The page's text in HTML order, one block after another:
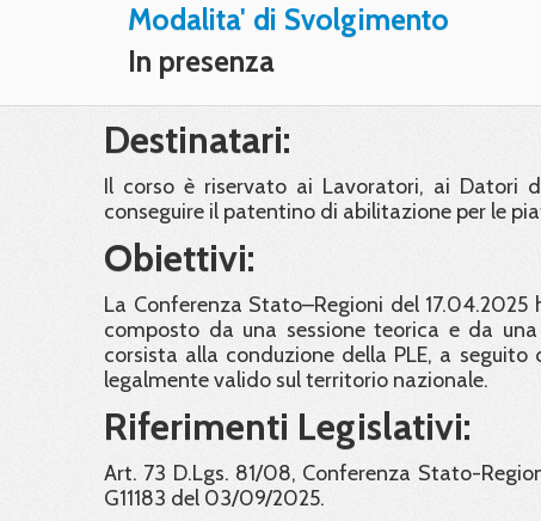
Modalita' di Svolgimento
In presenza
Destinatari:
Il corso è riservato ai Lavoratori, ai Datori
conseguire il patentino di abilitazione per le
Obiettivi:
La Conferenza Stato–Regioni del
composto da una sessione teorica e da
corsista alla conduzione della PLE, a
legalmente valido sul territorio nazionale.
Riferimenti Legislativi:
Art. 73 D.Lgs. 81/08, Conferenza Stato-
G11183 del 03/09/2025.